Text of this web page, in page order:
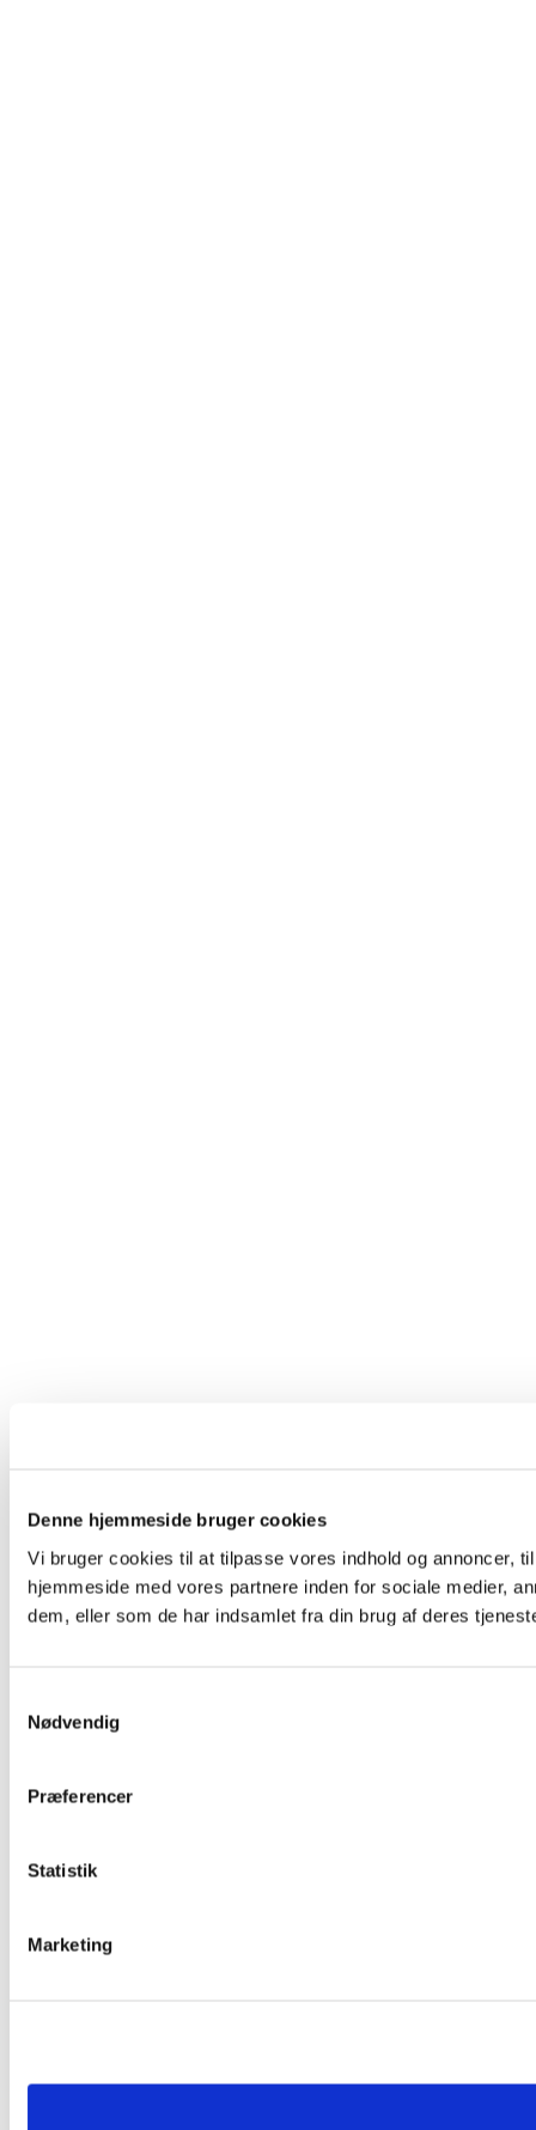
Denne hjemmeside bruger cookies
Vi bruger cookies til at tilpasse vores indhold og annoncer,
hjemmeside med vores partnere inden for sociale medier,
dem, eller som de har indsamlet fra din brug af deres
Nødvendig
Præferencer
Statistik
Marketing